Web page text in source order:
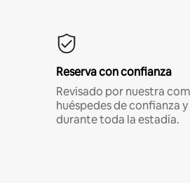
Reserva con confianza
Revisado por nuestra
huéspedes de confianza
durante toda la estadía.